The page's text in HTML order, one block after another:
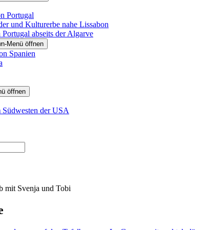
Portugal
und Kulturerbe nahe Lissabon
Portugal abseits der Algarve
Menü öffnen
Spanien
öffnen
der USA
mit Svenja und Tobi